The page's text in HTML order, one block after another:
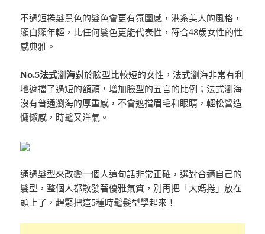
不過短捲髮黑色的髮色會更有氛圍感，港系美人的風格，
顯白顯年輕，比任何髮色更能代表性，符合48歲女性的性
感典雅。
No.5法式瀏海對於臉型比較短的女性，法式瀏海非常有利
地遮擋了過短的額頭，增加臉型的五官的比例；法式瀏海
沒有普通瀏海的厚重感，不會遮擋眉毛和眼睛，輕松營造
慵懶感，時髦又洋氣。
通過髮型來改變一個人這句話非常正確，選對合適自己的
髮型，整個人都散發著優雅氣質，別再把「大媽捲」放在
頭上了，趕緊把這5種時髦髮型學起來！